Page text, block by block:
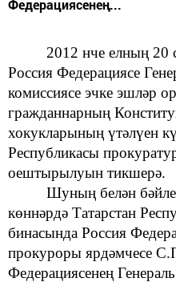
Федерациясенең...
2012 нче елның 20
Россия Федерациясе
комиссиясе эчке эшләр
гражданнарның
хокукларының үтәлүен
Республикасы
оештырылуын тикшерә.
Шуның белән
көннәрдә Татарстан
бинасында Россия
прокуроры ярдәмчесе
Федерациясенең